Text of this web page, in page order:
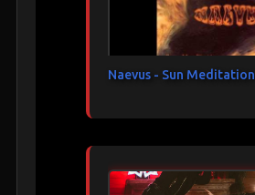
Naevus - Sun Meditation